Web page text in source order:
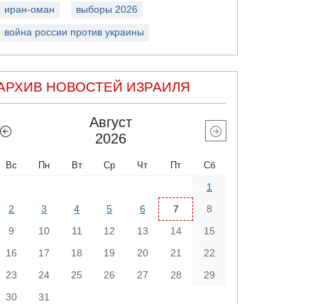
иран-оман выборы 2026
война россии против украины
НОВОСТЕЙ ИЗРАИЛЯ
Август
2026
Вс Пн Вт Ср Чт Пт Сб
1
2
3 4 5 6 7
8
9
10 11 12 13 14
15
16
17 18 19 20 21
22
23
24 25 26 27 28
29
30
31